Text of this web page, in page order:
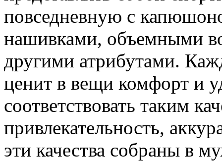
повседневную с
нашивками, объемными
другими атрибутами.
ценит в вещи комфорт и
соответствовать таким
привлекательность,
эти качества собраны в